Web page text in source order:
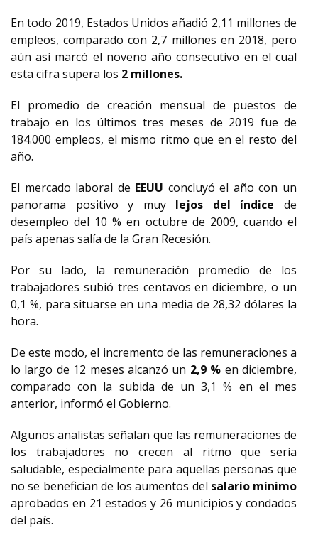
En todo 2019, Estados Unidos añadió 2,11 millones de
empleos, comparado con 2,7 millones en 2018, pero
aún así marcó el noveno año consecutivo en el cual
esta cifra supera los 2 millones.
El promedio de creación mensual de puestos de
trabajo en los últimos tres meses de 2019 fue de
184.000 empleos, el mismo ritmo que en el resto del
año.
El mercado laboral de EEUU concluyó el año con un
panorama positivo y muylejos del índice de
desempleo del 10 % en octubre de 2009, cuando el
país apenas salía de la Gran Recesión.
Por su lado, la remuneración promedio de los
trabajadores subió tres centavos en diciembre, o un
0,1 %, para situarse en una media de 28,32 dólares la
hora.
De este modo, el incremento de las remuneraciones a
lo largo de 12 meses alcanzó un 2,9 % en diciembre,
comparado con la subida de un 3,1 % en el mes
anterior, informó el Gobierno.
Algunos analistas señalan que las remuneraciones de
los trabajadores no crecen al ritmo que sería
saludable, especialmente para aquellas personas que
no se benefician de los aumentos del salario mínimo
aprobados en 21 estados y 26 municipios y condados
del país.